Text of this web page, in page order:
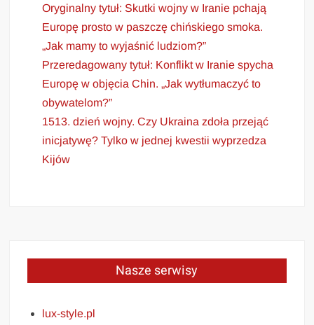
Oryginalny tytuł: Skutki wojny w Iranie pchają
Europę prosto w paszczę chińskiego smoka.
„Jak mamy to wyjaśnić ludziom?”
Przeredagowany tytuł: Konflikt w Iranie spycha
Europę w objęcia Chin. „Jak wytłumaczyć to
obywatelom?”
1513. dzień wojny. Czy Ukraina zdoła przejąć
inicjatywę? Tylko w jednej kwestii wyprzedza
Kijów
Nasze serwisy
lux-style.pl